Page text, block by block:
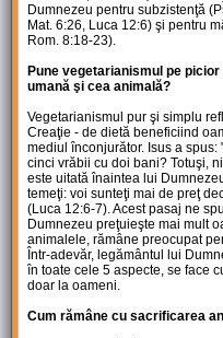
Dumnezeu pentru subzistenţă
Mat. 6:26, Luca 12:6) şi pentru
Rom. 8:18-23).
Pune vegetarianismul pe
umană şi cea animală?
Vegetarianismul pur şi simplu
Creaţie - de dietă beneficiind
mediul înconjurător. Isus a spus:
cinci vrăbii cu doi bani? Totuşi,
este uitată înaintea lui
temeţi: voi sunteţi mai de preţ
(Luca 12:6-7). Acest pasaj ne
Dumnezeu preţuieşte mai mult
animalele, rămâne preocupat
Într-adevăr, legământul lui
în toate cele 5 aspecte, se face
doar la oameni.
Cum rămâne cu sacrificarea